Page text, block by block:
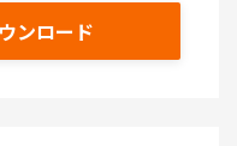
ンロード